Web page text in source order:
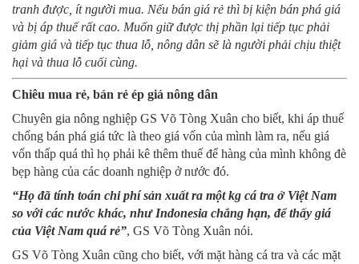
tranh được, ít người mua. Nếu bán giá rẻ thì bị kiện bán phá giá
và bị áp thuế rất cao. Muốn giữ được thị phần lại tiếp tục phải
giảm giá và tiếp tục thua lỗ, nông dân sẽ là người phải chịu thiệt
hại và thua lỗ cuối cùng.
Chiêu mua rẻ, bán rẻ ép giá nông dân
Chuyên gia nông nghiệp GS Võ Tòng Xuân cho biết, khi áp thuế
chống bán phá giá tức là theo giá vốn của mình làm ra, nếu giá
vốn thấp quá thì họ phải kê thêm thuế để hàng của mình không đè
bẹp hàng của các doanh nghiệp ở nước đó.
“Họ đã tính toán chi phí sản xuất ra một kg cá tra ở Việt Nam
so với các nước khác, như Indonesia chẳng hạn, để thấy giá
của Việt Nam quá rẻ”, GS Võ Tòng Xuân nói.
GS Võ Tòng Xuân cũng cho biết, với mặt hàng cá tra và các mặt